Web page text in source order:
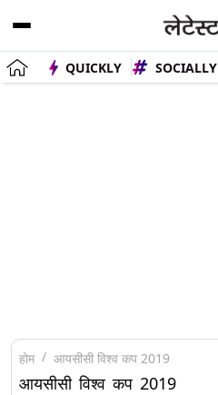
QUICKLY SOCIALLY
होम आयसीसी विश्व कप 2019
आयसीसी विश्व कप 2019